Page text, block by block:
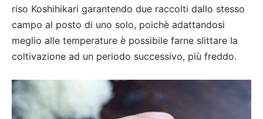
riso Koshihikari garantendo due raccolti dallo stesso
campo al posto di uno solo, poichè adattandosi
meglio alle temperature è possibile farne slittare la
coltivazione ad un periodo successivo, più freddo.